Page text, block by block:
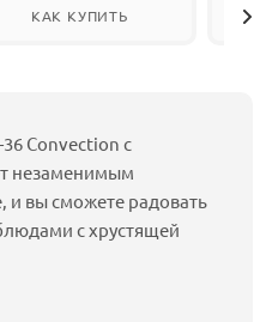
КАК КУПИТЬ
Convection с
незаменимым
вы сможете радовать
с хрустящей